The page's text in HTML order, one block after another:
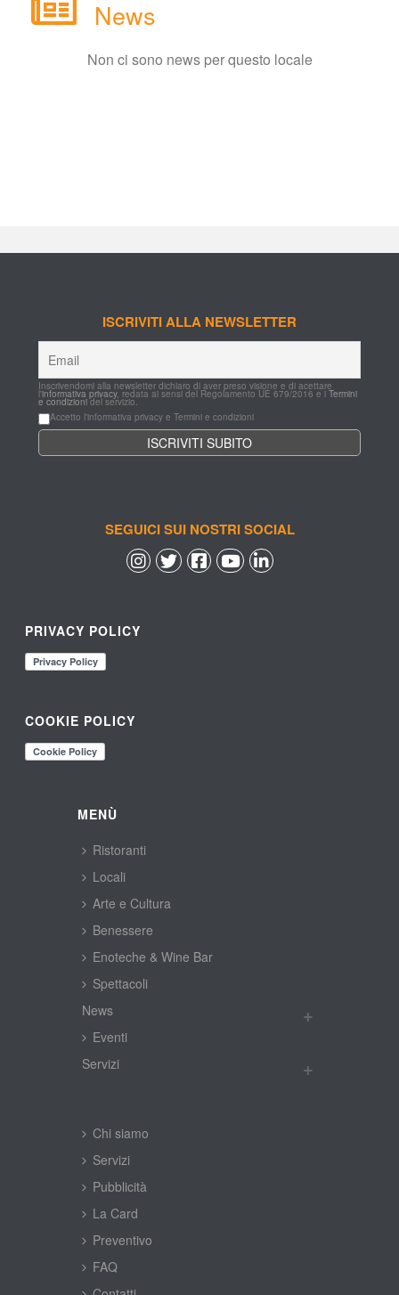
New
Non ci sono news per questo locale
ISCRIVITI ALLA NEWSLETTER
Inscrivendomi alla newsletter dichiaro di aver preso visione e di acettare
l'informativa privacy, redata ai sensi del Regolamento UE 679/2016 e i Termini
e condizioni del servizio.
Accetto l'informativa privacy e Termini e condizioni
SEGUICI SUI NOSTRI SOCIAL
PRIVACY POLICY
COOKIE POLICY
MENÙ
Ristoranti
Locali
Arte e Cultura
Benessere
Enoteche & Wine Bar
Spettacoli
New
Eventi
Servizi
Chi siamo
Servizi
Pubblicità
La Card
Preventivo
FAQ